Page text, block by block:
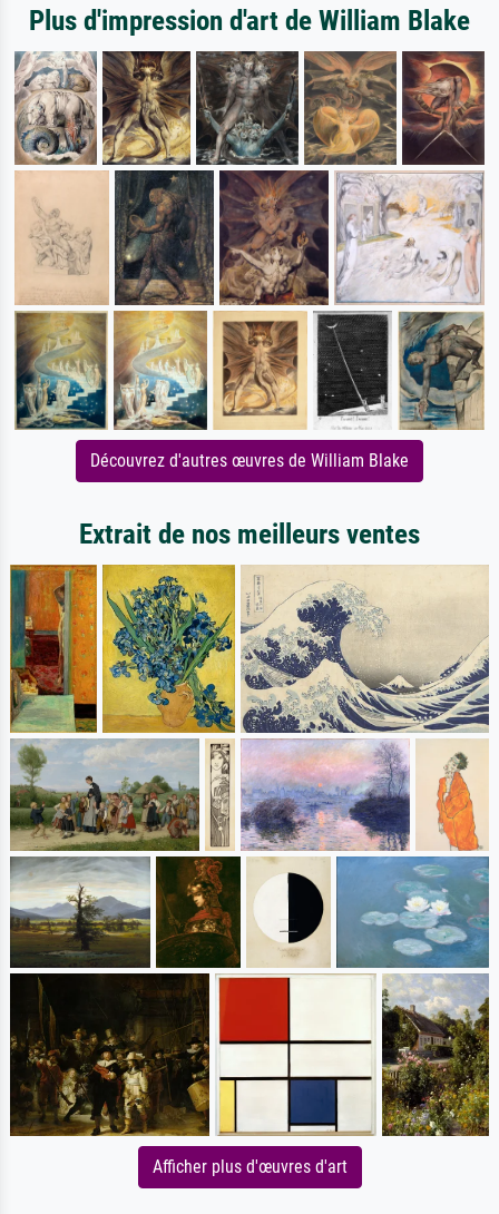
Plus d'impression d'art de William Blake
Découvrez d'autres œuvres de William Blake
Extrait de nos meilleurs ventes
Afficher plus d'œuvres d'art